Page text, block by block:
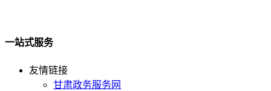
一站式服务
友情链接
甘肃政务服务网